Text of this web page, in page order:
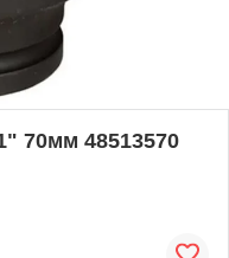
70мм 48513570